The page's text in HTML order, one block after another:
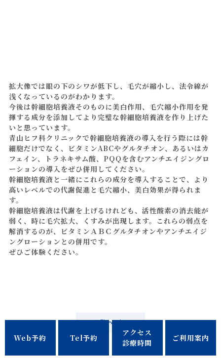
拡大像では眼の下のシワが低下し、毛穴が縮小し、法令線が
浅くなっているのがわかります。
今後は幹細胞培養液そのものに美白作用、毛穴縮小作用を発
揮する成分を添加してより完璧な幹細胞培養液を作り上げた
いと思っています。
青山ヒフ科クリニックで幹細胞培養液の導入を行う際には幹
細胞だけでなく、ビタミンABCやグルタチオン、あるいはカ
フェイン、トラネキサム酸、PQQを含むアンチエイジングロ
ーションの導入をぜひ併用してください。
幹細胞培養液と一緒にこれらの成分を導入することで、より
高いレベルでの代謝促進と毛穴縮小、美白効果が得られま
す。
幹細胞培養液は代謝を上げるけれども、活性酸素の消去能が
弱く、時に毛穴拡大、くすみが出現します。これらの弱点を
解消するのが、ビタミンＡＢＣグルタチオンやアンチエイジ
ングローションとの併用です。
ぜひご体験ください。
一覧へ戻る
Web予約
Tel予約
アクセス
診療時間
ご利用案内